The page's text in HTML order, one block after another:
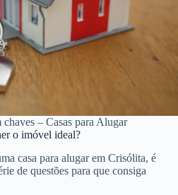
– Casas para Alugar
o imóvel ideal?
casa para alugar em Crisólita, é
de questões para que consiga